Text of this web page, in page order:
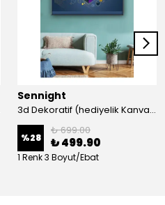
Sennight
3d Dekoratif (hediyelik Kanvas Tablo)
%28
₺ 699.00
₺ 499.90
1 Renk 3 Boyut/Ebat